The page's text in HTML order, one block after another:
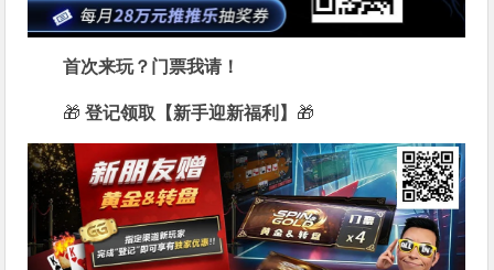
首次来玩？门票我请！
🎁 登记领取【新手迎新福利】 🎁